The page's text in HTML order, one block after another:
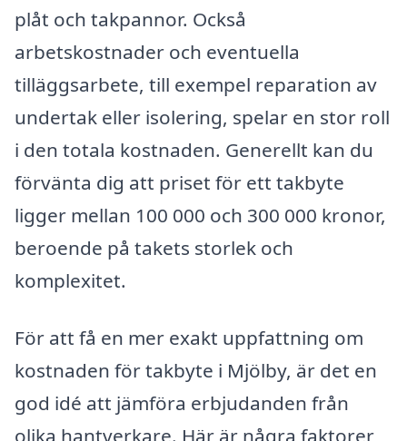
plåt och takpannor. Också
arbetskostnader och eventuella
tilläggsarbete, till exempel reparation av
undertak eller isolering, spelar en stor roll
i den totala kostnaden. Generellt kan du
förvänta dig att priset för ett takbyte
ligger mellan 100 000 och 300 000 kronor,
beroende på takets storlek och
komplexitet.
För att få en mer exakt uppfattning om
kostnaden för takbyte i Mjölby, är det en
god idé att jämföra erbjudanden från
olika hantverkare. Här är några faktorer